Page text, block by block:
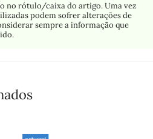
no rótulo/caixa do artigo. Uma vez
podem sofrer alterações de
sempre a informação que